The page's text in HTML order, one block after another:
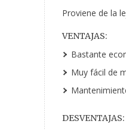
Proviene de la
VENTAJAS:
Bastante
Muy fácil de
DESVENTAJAS: